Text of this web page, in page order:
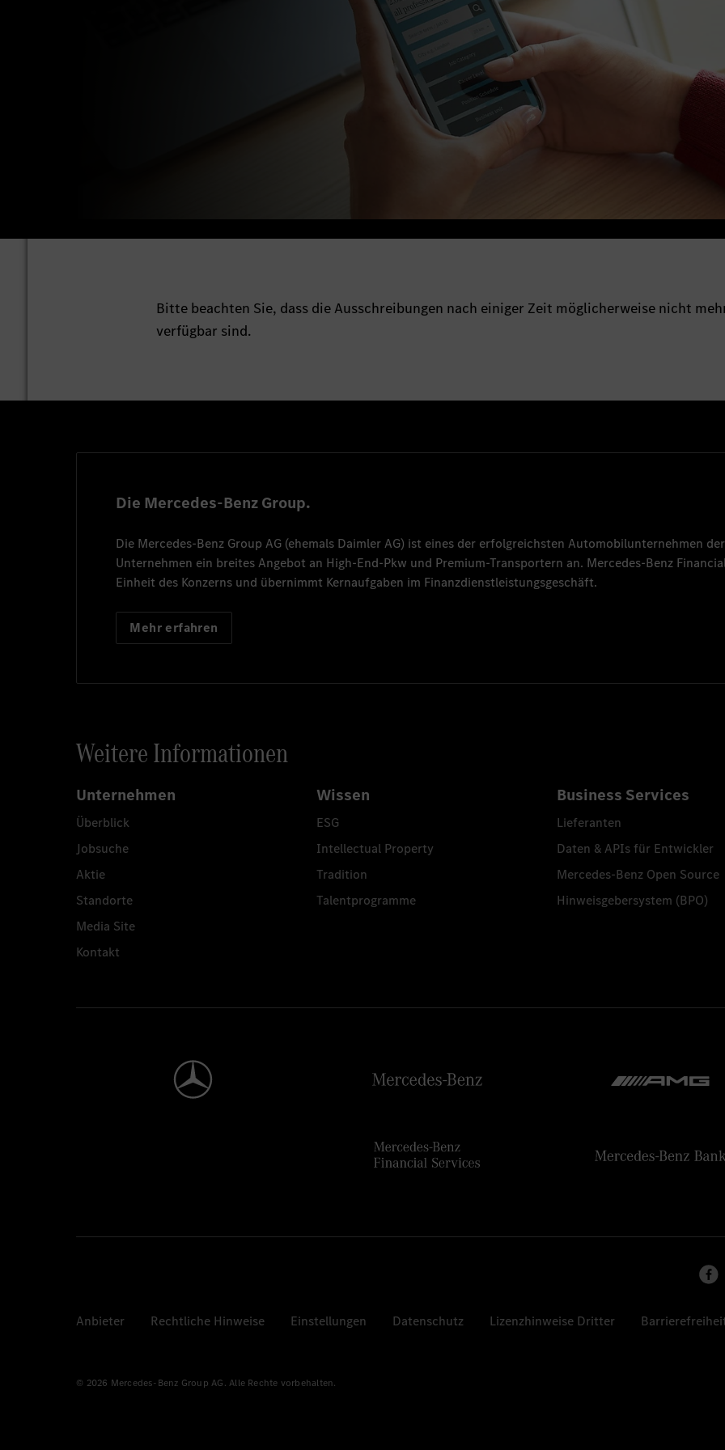
Bitte beachten Sie, dass die Ausschreibungen nach einiger Zeit möglicherweise nicht
verfügbar sind.
Die Mercedes-Benz Group.
Die Mercedes-Benz Group AG (ehemals Daimler AG) ist eines der erfolgreichsten Automobilunternehmen
Unternehmen ein breites Angebot an High-End-Pkw und Premium-Transportern an. Mercedes-Benz
Einheit des Konzerns und übernimmt Kernaufgaben im Finanzdienstleistungsgeschäft.
Mehr erfahren
Weitere Informationen
Unternehmen
Überblick
Jobsuche
Aktie
Standorte
Media Site
Kontakt
Wissen
ESG
Intellectual Property
Tradition
Talentprogramme
Business Services
Lieferanten
Daten & APIs für Entwickler
Mercedes-Benz Open Source
Hinweisgebersystem (BPO)
Anbieter Rechtliche Hinweise Einstellungen Datenschutz Lizenzhinweise Dritter
© 2026 Mercedes-Benz Group AG. Alle Rechte vorbehalten.